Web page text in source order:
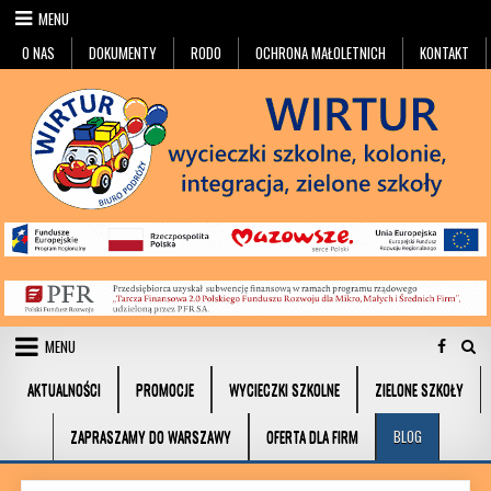
Przejdź do treści
MENU
O NAS
DOKUMENTY RODO OCHRONA MAŁOLETNICH KONTAKT
MENU
AKTUALNOŚCI
PROMOCJE WYCIECZKI SZKOLNE ZIELONE SZKOŁY
ZAPRASZAMY DO WARSZAWY OFERTA DLA FIRM BLOG